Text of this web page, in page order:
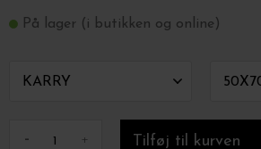
På lager (i butikken og online)
- +